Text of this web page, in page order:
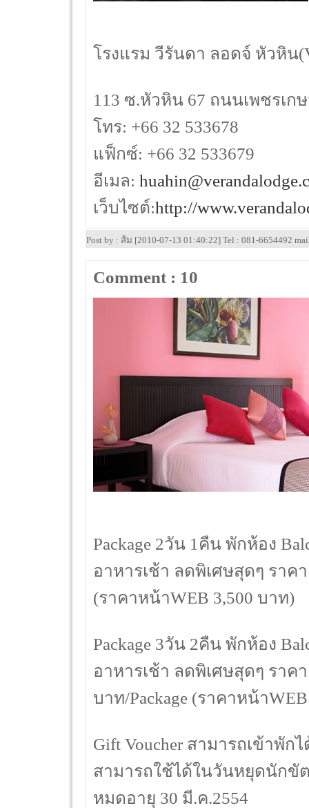
โรงแรม วีรันดา ลอดจ์ หัวหิน
113 ซ.หัวหิน 67 ถนนเพชรเก
โทร: +66 32 533678
แฟ็กซ์: +66 32 533679
อีเมล:
เว็บไซต์:http://
Post by : ส้ม [2010-07-13 01:40:22] Tel : 081-6654492
Comment : 10
Package 2วัน 1คืน พักห้อง
อาหารเช้า ลดพิเศษสุดๆ ราค
(ราคาหน้าWEB 3,500 บาท)
Package 3วัน 2คืน พักห้อง
อาหารเช้า ลดพิเศษสุดๆ ราคา
บาท/Package (ราคาหน้า
Gift Voucher สามารถเข้าพั
สามารถใช้ได้ในวันหยุดนักขั
หมดอายุ 30 มี.ค.2554